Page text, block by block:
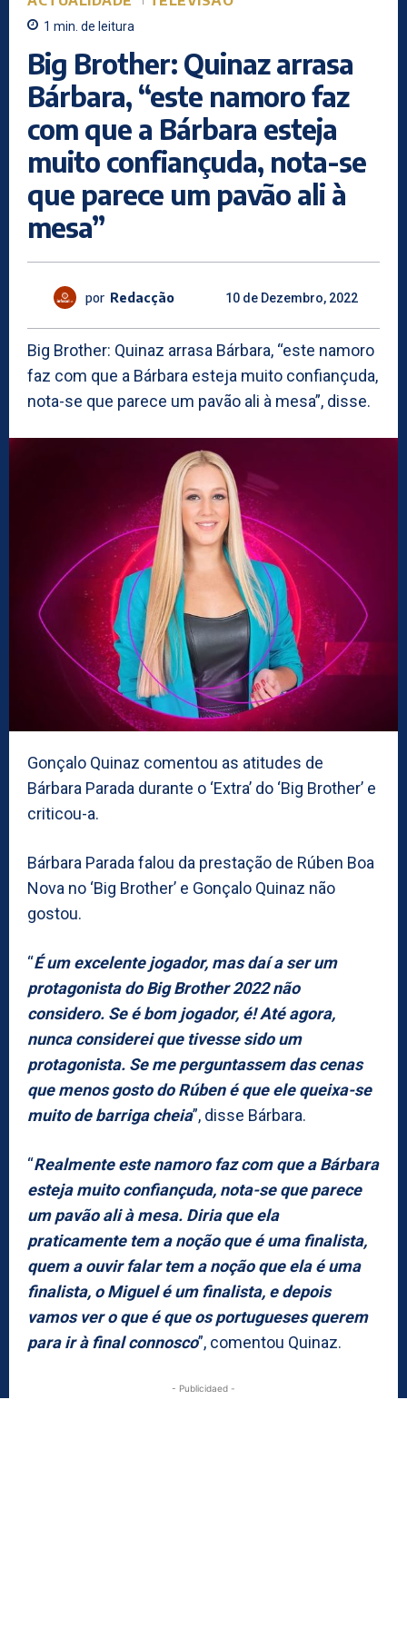
1 min. de leitura
Big Brother: Quinaz arrasa
Bárbara, “este namoro faz
com que a Bárbara esteja
muito confiançuda, nota-se
que parece um pavão ali à
mesa”
por Redacção 10 de Dezembro, 2022
Big Brother: Quinaz arrasa Bárbara, “este namoro
faz com que a Bárbara esteja muito confiançuda,
nota-se que parece um pavão ali à mesa”, disse.
Gonçalo Quinaz comentou as atitudes de
Bárbara Parada durante o ‘Extra’ do ‘Big Brother’ e
criticou-a.
Bárbara Parada falou da prestação de Rúben Boa
Nova no ‘Big Brother’ e Gonçalo Quinaz não
gostou.
“É um excelente jogador, mas daí a ser um
protagonista do Big Brother 2022 não
considero. Se é bom jogador, é! Até agora,
nunca considerei que tivesse sido um
protagonista. Se me perguntassem das cenas
que menos gosto do Rúben é que ele queixa-se
muito de barriga cheia”, disse Bárbara.
“Realmente este namoro faz com que a Bárbara
esteja muito confiançuda, nota-se que parece
um pavão ali à mesa. Diria que ela
praticamente tem a noção que é uma finalista,
quem a ouvir falar tem a noção que ela é uma
finalista, o Miguel é um finalista, e depois
vamos ver o que é que os portugueses querem
para ir à final connosco”, comentou Quinaz.
- Publicidaed -